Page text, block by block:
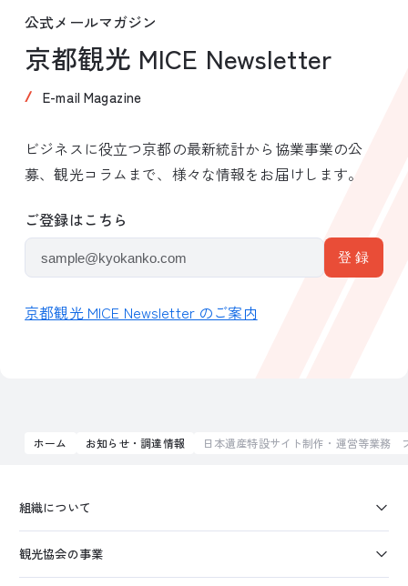
公式メールマガジン
京都観光 MICE Newsletter
E-mail Magazine
ビジネスに役立つ京都の最新統計から協業事業の公
募、観光コラムまで、様々な情報をお届けします。
ご登録はこちら
京都観光 MICE Newsletter のご案内
ホーム お知らせ・調達情報 日本遺産特設サイト制作・運営等業務
組織について
観光協会の事業